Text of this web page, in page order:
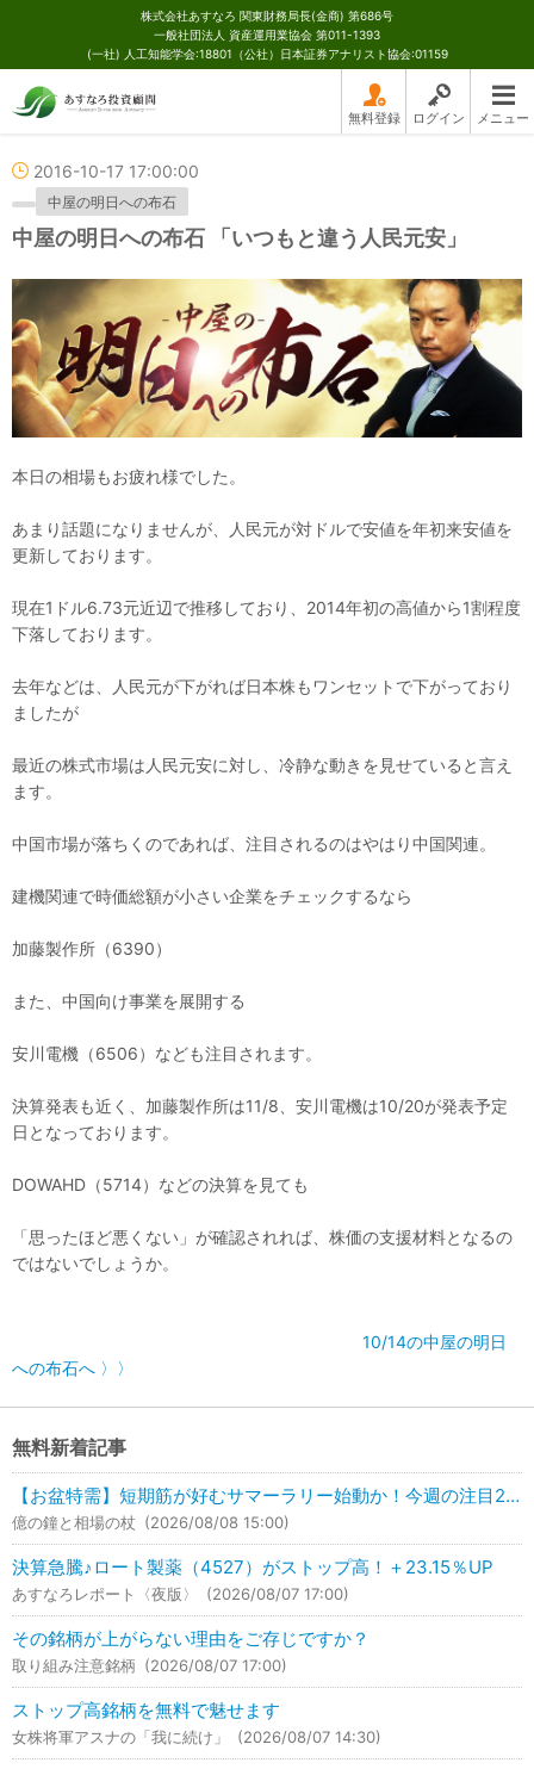
株式会社あすなろ 関東財務局長(金商) 第686号
一般社団法人 資産運用業協会 第011-1393
(一社) 人工知能学会:18801（公社）日本証券アナリスト協会:01159
無料登録 ログイン メニュー
2016-10-17 17:00:00
中屋の明日への布石
中屋の明日への布石 「いつもと違う人民元安」
本日の相場もお疲れ様でした。
あまり話題になりませんが、人民元が対ドルで安値を年初来安値を
更新しております。
現在1ドル6.73元近辺で推移しており、2014年初の高値から1割程度
下落しております。
去年などは、人民元が下がれば日本株もワンセットで下がっており
ましたが
最近の株式市場は人民元安に対し、冷静な動きを見せていると言え
ます。
中国市場が落ちくのであれば、注目されるのはやはり中国関連。
建機関連で時価総額が小さい企業をチェックするなら
加藤製作所（6390）
また、中国向け事業を展開する
安川電機（6506）なども注目されます。
決算発表も近く、加藤製作所は11/8、安川電機は10/20が発表予定
日となっております。
DOWAHD（5714）などの決算を見ても
「思ったほど悪くない」が確認されれば、株価の支援材料となるの
ではないでしょうか。
10/14の中屋の明日
への布石へ 〉〉
無料新着記事
【お盆特需】短期筋が好むサマーラリー始動か！今週の注目2銘柄はこれ！
億の鐘と相場の杖 (2026/08/08 15:00)
決算急騰♪ロート製薬（4527）がストップ高！＋23.15％UP
あすなろレポート〈夜版〉 (2026/08/07 17:00)
その銘柄が上がらない理由をご存じですか？
取り組み注意銘柄 (2026/08/07 17:00)
ストップ高銘柄を無料で魅せます
女株将軍アスナの「我に続け」 (2026/08/07 14:30)